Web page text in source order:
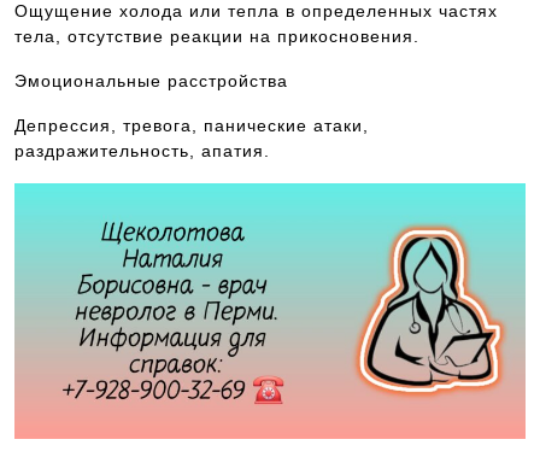
Ощущение холода или тепла в определенных частях
тела, отсутствие реакции на прикосновения.
Эмоциональные расстройства
Депрессия, тревога, панические атаки,
раздражительность, апатия.